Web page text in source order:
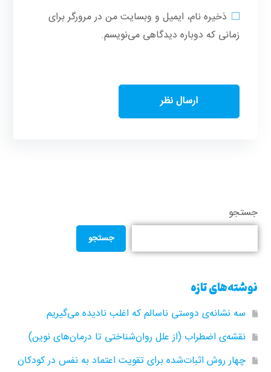
ذخیره نام، ایمیل و وبسایت من در مرورگر برای
زمانی که دوباره دیدگاهی می‌نویسم.
جستجو
جستجو
نوشته‌های تازه
سه نشانه‌ی دوستی ناسالم که اغلب نادیده می‌گیریم
نقشه‌ی اضطراب (از علل روان‌شناختی تا درمان‌های نوین)
چهار روش اثبات‌شده برای تقویت اعتماد به نفس در کودکان